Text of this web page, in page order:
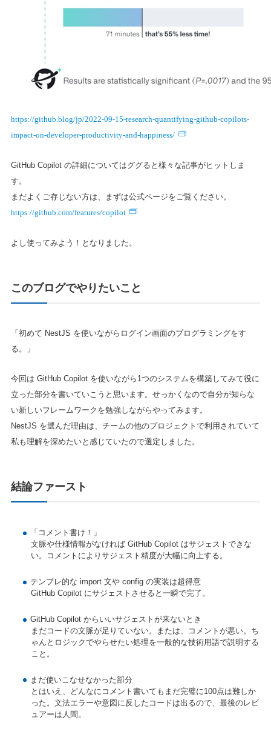
https://github.blog/jp/2022-09-15-research-quantifying-github-copilots-
impact-on-developer-productivity-and-happiness/
GitHub Copilot の詳細についてはググると様々な記事がヒットしま
す。
まだよくご存じない方は、まずは公式ページをご覧ください。
https://github.com/features/copilot
よし使ってみよう！となりました。
このブログでやりたいこと
「初めて NestJS を使いながらログイン画面のプログラミングをす
る。」
今回は GitHub Copilot を使いながら1つのシステムを構築してみて役に
立った部分を書いていこうと思います。せっかくなので自分が知らな
い新しいフレームワークを勉強しながらやってみます。
NestJS を選んだ理由は、チームの他のプロジェクトで利用されていて
私も理解を深めたいと感じていたので選定しました。
結論ファースト
「コメント書け！」
文脈や仕様情報がなければ GitHub Copilot はサジェストできな
い。コメントによりサジェスト精度が大幅に向上する。
テンプレ的な import 文や config の実装は超得意
GitHub Copilot にサジェストさせると一瞬で完了。
GitHub Copilot からいいサジェストが来ないとき
まだコードの文脈が足りていない。または、コメントが悪い。ち
ゃんとロジックでやらせたい処理を一般的な技術用語で説明する
こと。
まだ使いこなせなかった部分
とはいえ、どんなにコメント書いてもまだ完璧に100点は難しか
った。文法エラーや意図に反したコードは出るので、最後のレビ
ュアーは人間。